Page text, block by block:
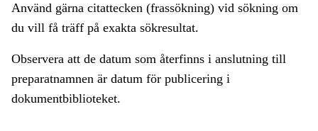
Använd gärna citattecken (frassökning) vid sökning om
du vill få träff på exakta sökresultat.
Observera att de datum som återfinns i anslutning till
preparatnamnen är datum för publicering i
dokumentbiblioteket.